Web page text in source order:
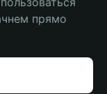
прямо